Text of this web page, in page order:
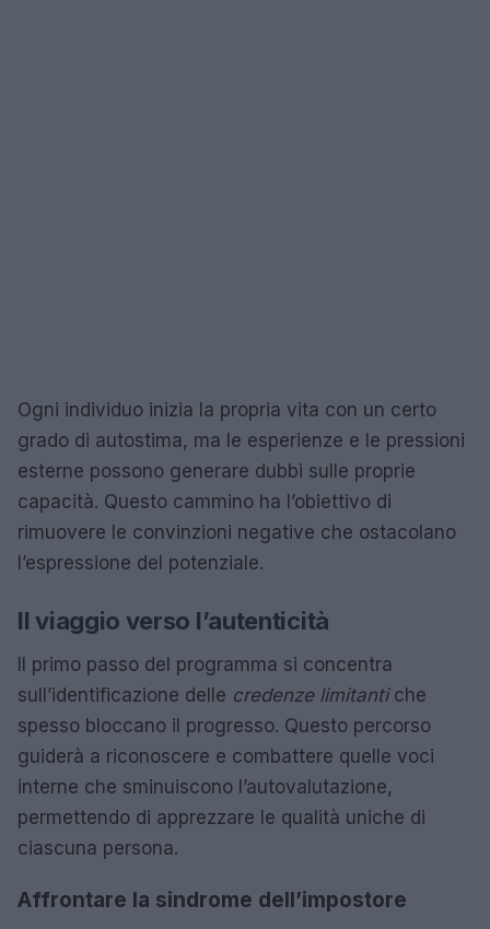
Ogni individuo inizia la propria vita con un certo
grado di autostima, ma le esperienze e le pressioni
esterne possono generare dubbi sulle proprie
capacità. Questo cammino ha l’obiettivo di
rimuovere le convinzioni negative che ostacolano
l’espressione del potenziale.
Il viaggio verso l’autenticità
Il primo passo del programma si concentra
sull’identificazione delle credenze limitantiche
spesso bloccano il progresso. Questo percorso
guiderà a riconoscere e combattere quelle voci
interne che sminuiscono l’autovalutazione,
permettendo di apprezzare le qualità uniche di
ciascuna persona.
Affrontare la sindrome dell’impostore